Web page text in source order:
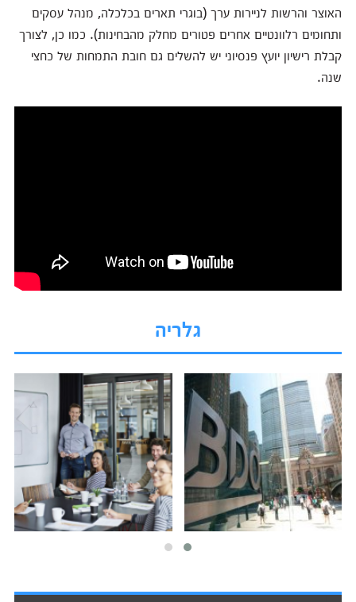
האוצר והרשות לניירות ערך (בוגרי תארים בכלכלה, מנהל עסקים
ותחומים רלוונטיים אחרים פטורים מחלק מהבחינות). כמו כן, לצורך
קבלת רישיון יועץ פנסיוני יש להשלים גם חובת התמחות של כחצי
שנה.
גלריה